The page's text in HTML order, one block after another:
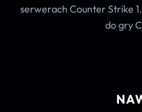
serwerach Counter Strike
do gry